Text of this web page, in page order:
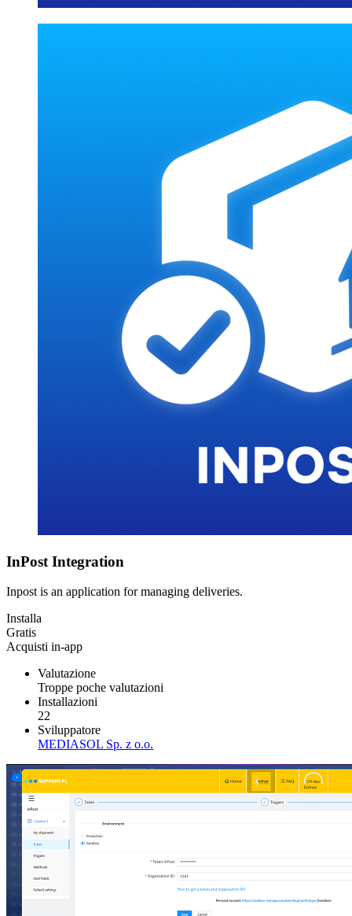
InPost Integration
Inpost is an application for managing deliveries.
Installa
Gratis
Acquisti in-app
Valutazione
Troppe poche valutazioni
Installazioni
22
Sviluppatore
MEDIASOL Sp. z o.o.